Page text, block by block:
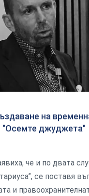
на
"Осемте джуджета"
че и по двата
се поставя
и